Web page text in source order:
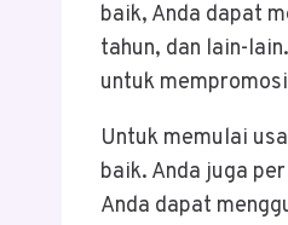
baik, Anda dapat
tahun, dan lain-
untuk
Untuk memulai
baik. Anda juga
Anda dapat